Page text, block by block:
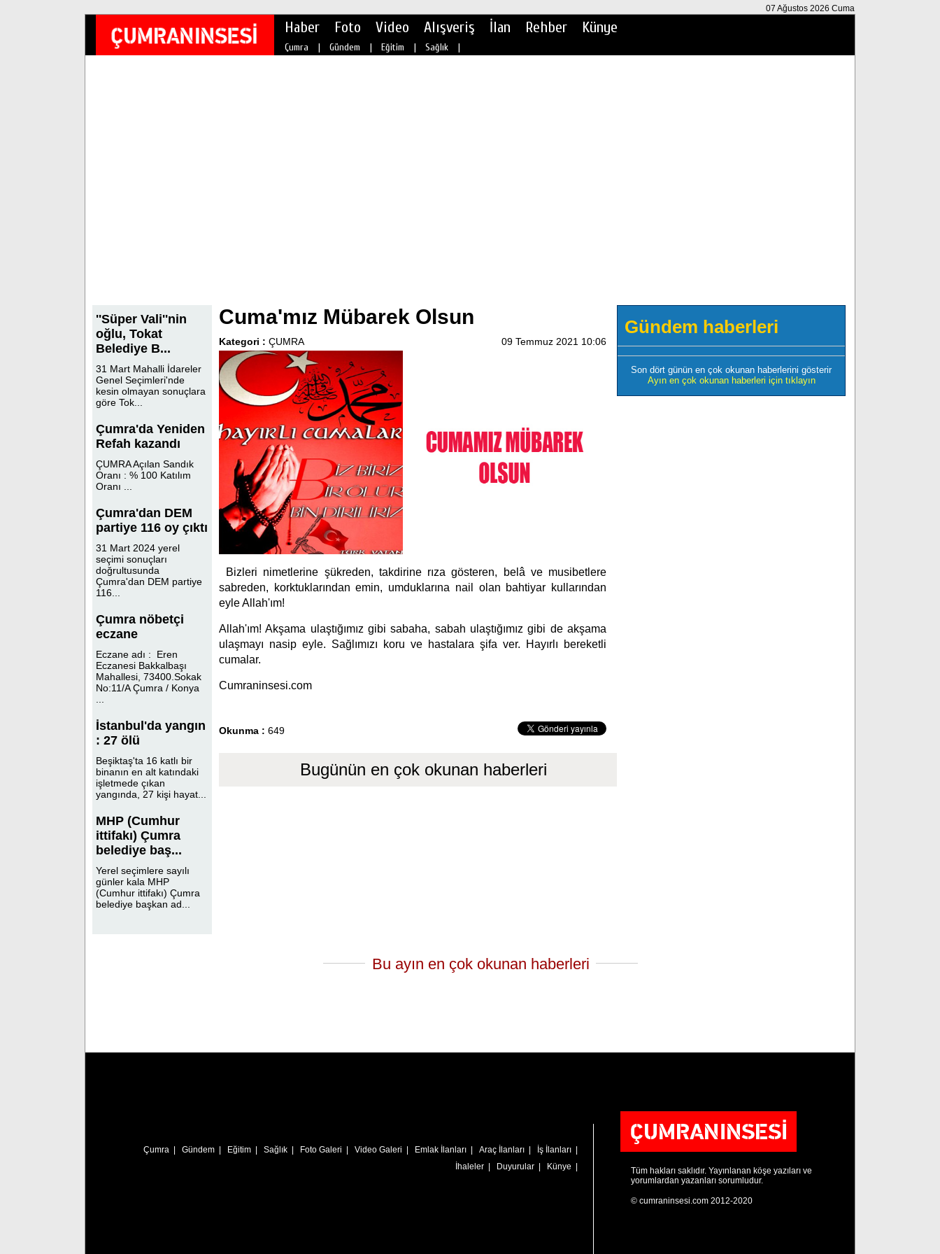
07 Ağustos 2026 Cuma
Haber Foto Video Alışveriş İlan Rehber Künye
Çumra | Gündem | Eğitim | Sağlık |
''Süper Vali''nin
oğlu, Tokat
Belediye B...
31 Mart Mahalli İdareler
Genel Seçimleri'nde
kesin olmayan sonuçlara
göre Tok...
Çumra'da Yeniden
Refah kazandı
ÇUMRA Açılan Sandık
Oranı : % 100 Katılım
Oranı ...
Çumra'dan DEM
partiye 116 oy çıktı
31 Mart 2024 yerel
seçimi sonuçları
doğrultusunda
Çumra'dan DEM partiye
116...
Çumra nöbetçi
eczane
Eczane adı : Eren
Eczanesi Bakkalbaşı
Mahallesi, 73400.Sokak
No:11/A Çumra / Konya
İstanbul'da yangın
: 27 ölü
Beşiktaş'ta 16 katlı bir
binanın en alt katındaki
işletmede çıkan
yangında, 27 kişi hayat...
MHP (Cumhur
ittifakı) Çumra
belediye baş...
Yerel seçimlere sayılı
günler kala MHP
(Cumhur ittifakı) Çumra
belediye başkan ad...
Cuma'mız Mübarek Olsun
Kategori : ÇUMRA 09 Temmuz 2021 10:06
Bizleri nimetlerine şükreden, takdirine rıza gösteren, belâ ve musibetlere
sabreden, korktuklarından emin, umduklarına nail olan bahtiyar kullarından
eyle Allah'ım!
Allah'ım! Akşama ulaştığımız gibi sabaha, sabah ulaştığımız gibi de akşama
ulaşmayı nasip eyle. Sağlımızı koru ve hastalara şifa ver. Hayırlı bereketli
cumalar.
Cumraninsesi.com
Okunma : 649
Bugünün en çok okunan haberleri
Gündem haberleri
Son dört günün en çok okunan haberlerini gösterir
Ayın en çok okunan haberleri için tıklayın
Bu ayın en çok okunan haberleri
Çumra Gündem Eğitim Sağlık Foto Galeri Video Galeri Emlak İlanları Araç İlanları İş İlanları
İhaleler
Duyurular Künye
Tüm hakları saklıdır. Yayınlanan köşe yazıları ve
yorumlardan yazanları sorumludur.
© cumraninsesi.com 2012-2020